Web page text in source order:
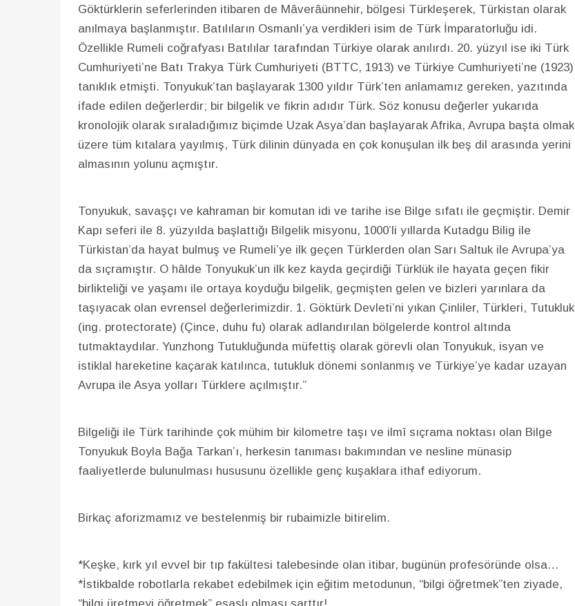
Göktürklerin seferlerinden itibaren de Mâverâünnehir, bölgesi Türkleşerek, Türkistan olarak
anılmaya başlanmıştır. Batılıların Osmanlı’ya verdikleri isim de Türk İmparatorluğu idi.
Özellikle Rumeli coğrafyası Batılılar tarafından Türkiye olarak anılırdı. 20. yüzyıl ise iki Türk
Cumhuriyeti’ne Batı Trakya Türk Cumhuriyeti (BTTC, 1913) ve Türkiye Cumhuriyeti’ne (1923)
tanıklık etmişti. Tonyukuk’tan başlayarak 1300 yıldır Türk’ten anlamamız gereken, yazıtında
ifade edilen değerlerdir; bir bilgelik ve fikrin adıdır Türk. Söz konusu değerler yukarıda
kronolojik olarak sıraladığımız biçimde Uzak Asya’dan başlayarak Afrika, Avrupa başta olmak
üzere tüm kıtalara yayılmış, Türk dilinin dünyada en çok konuşulan ilk beş dil arasında yerini
almasının yolunu açmıştır.
Tonyukuk, savaşçı ve kahraman bir komutan idi ve tarihe ise Bilge sıfatı ile geçmiştir. Demir
Kapı seferi ile 8. yüzyılda başlattığı Bilgelik misyonu, 1000’li yıllarda Kutadgu Bilig ile
Türkistan’da hayat bulmuş ve Rumeli’ye ilk geçen Türklerden olan Sarı Saltuk ile Avrupa’ya
da sıçramıştır. O hâlde Tonyukuk’un ilk kez kayda geçirdiği Türklük ile hayata geçen fikir
birlikteliği ve yaşamı ile ortaya koyduğu bilgelik, geçmişten gelen ve bizleri yarınlara da
taşıyacak olan evrensel değerlerimizdir. 1. Göktürk Devleti’ni yıkan Çinliler, Türkleri, Tutukluk
(ing. protectorate) (Çince, duhu fu) olarak adlandırılan bölgelerde kontrol altında
tutmaktaydılar. Yunzhong Tutukluğunda müfettiş olarak görevli olan Tonyukuk, isyan ve
istiklal hareketine kaçarak katılınca, tutukluk dönemi sonlanmış ve Türkiye’ye kadar uzayan
Avrupa ile Asya yolları Türklere açılmıştır.”
Bilgeliği ile Türk tarihinde çok mühim bir kilometre taşı ve ilmî sıçrama noktası olan Bilge
Tonyukuk Boyla Bağa Tarkan’ı, herkesin tanıması bakımından ve nesline münasip
faaliyetlerde bulunulması hususunu özellikle genç kuşaklara ithaf ediyorum.
Birkaç aforizmamız ve bestelenmiş bir rubaimizle bitirelim.
*Keşke, kırk yıl evvel bir tıp fakültesi talebesinde olan itibar, bugünün profesöründe olsa…
*İstikbalde robotlarla rekabet edebilmek için eğitim metodunun, “bilgi öğretmek”ten ziyade,